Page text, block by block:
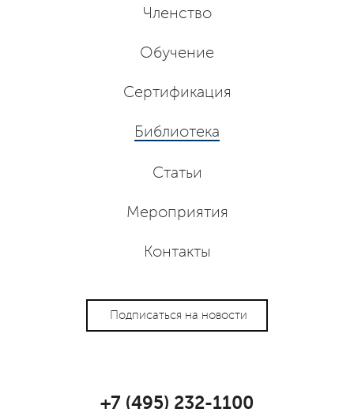
Членство
Обучение
Сертификация
Библиотека
Статьи
Мероприятия
Контакты
Подписаться на новости
+7 (495) 232-1100